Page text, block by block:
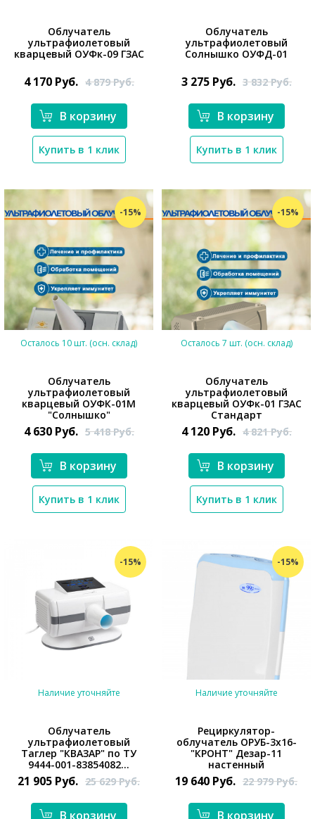
Облучатель
ультрафиолетовый
кварцевый ОУФк-09 ГЗАС
4 170 Руб. 4 879Руб.
В корзину
Купить в 1 клик
*}
Облучатель
ультрафиолетовый
Солнышко ОУФД-01
3 275 Руб. 3 832Руб.
В корзину
Купить в 1 клик
-15%
Осталось 10 шт. (осн. склад)
Облучатель
ультрафиолетовый
кварцевый ОУФК-01М
"Солнышко"
4 630 Руб. 5 418Руб.
В корзину
Купить в 1 клик
-15%
Осталось 7 шт. (осн. склад)
Облучатель
ультрафиолетовый
кварцевый ОУФк-01 ГЗАС
Стандарт
4 120 Руб. 4 821Руб.
В корзину
Купить в 1 клик
-15%
*}
Наличие уточняйте
Облучатель
ультрафиолетовый
Таглер "КВАЗАР" по ТУ
9444-001-83854082...
21 905 Руб. 25 629Руб.
В корзину
-15%
Наличие уточняйте
Рециркулятор-
облучатель ОРУБ-3х16-
"КРОНТ" Дезар-11
настенный
19 640 Руб. 22 979Руб.
В корзину